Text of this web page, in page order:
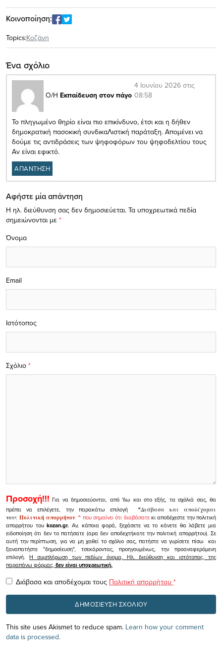
Κοινοποίηση:
Topics:Κοζάνη
Ένα σχόλιο
Ο/Η Εκπαίδευση στον πάγο
4 Ιουνίου 2026 στις
08:58
Το πληγωμένο θηρίο είναι πιο επικίνδυνο, έτσι και η δήθεν
δημοκρατική πασοκική συνδικαΛιστική παράταξη. Απομένει να
δούμε τις αντιδράσεις των ψηφοφόρων του ψηφοδελτίου τους
Αν είναι εφικτό.
ΑΠΑΝΤΗΣΗ
Αφήστε μία απάντηση
Η ηλ. διεύθυνση σας δεν δημοσιεύεται. Τα υποχρεωτικά πεδία
σημειώνονται με *
Σχόλιο *
Όνομα
Email
Ιστότοπος
Προσοχή!!! Για να δημοσιεύονται, από 'δω και στο εξής, τα σχόλιά σας, θα
πρέπει να επιλέγετε, την παρακάτω επιλογή
"Διάβασα και αποδέχομαι
τουςΠολιτική απορρήτου" που σημαίνει ότι διαβάσατεκι αποδέχεστε την πολιτική
απορρήτου τουkozan.gr. Αν, κάποια φορά, ξεχάσετε να το κάνετε θα λάβετε μια
ειδοποίηση ότι δεν το πατήσατε (αρα δεν αποδεχτήκατε την πολιτική απορρήτου). Σε
αυτή την περίπτωση, για να μη χαθεί το σχόλιο σας, πατήστε να γυρίσετε πίσω και
ξαναπατήστε "δημοσίευση", τσεκάροντας, προηγουμένως, την προαναφερόμενη
επιλογή.Η συμπλήρωση των πεδίων όνομα, Ηλ. διεύθυνση και ιστότοπος, της
παραπάνω φόρμας, δεν είναι υποχρεωτική.
Διάβασα και αποδέχομαι τους Πολιτική απορρήτου *
This site uses Akismet to reduce spam. Learn how your comment
data is processed.